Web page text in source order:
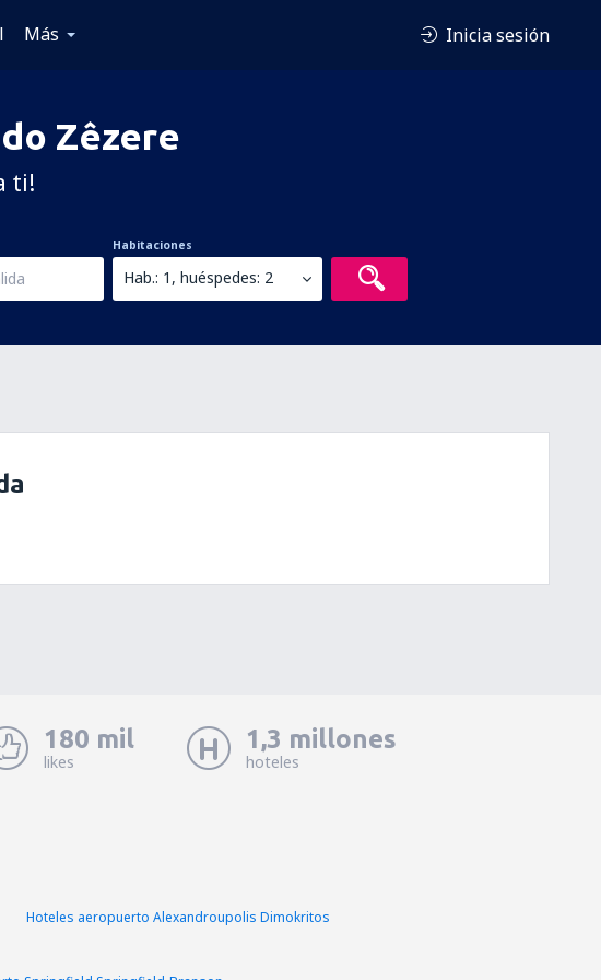
Más Inicia sesión
Zêzere
ti!
Habitaciones
Hab.: 1, huéspedes: 2
180 mil
likes
1,3 millones
hoteles
Hoteles aeropuerto Alexandroupolis Dimokritos